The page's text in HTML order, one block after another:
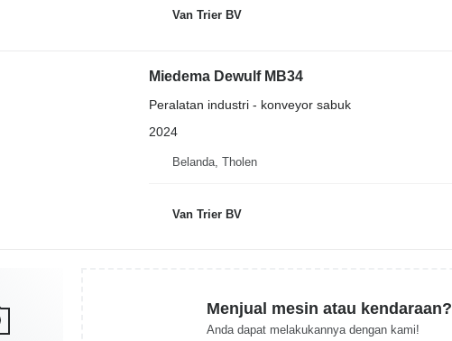
Van Trier BV
Miedema Dewulf MB34
Peralatan industri - konveyor sabuk
2024
Belanda, Tholen
Van Trier BV
Menjual mesin atau kendaraan?
Anda dapat melakukannya dengan kami!